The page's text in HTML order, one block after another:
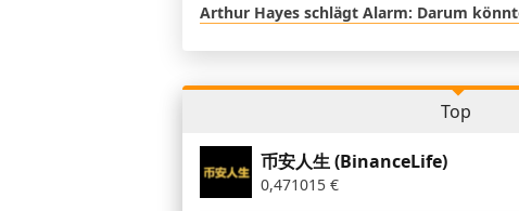
Arthur Hayes schlägt Alarm: Darum
Top
币安人生 (BinanceLife)
0,471015 €